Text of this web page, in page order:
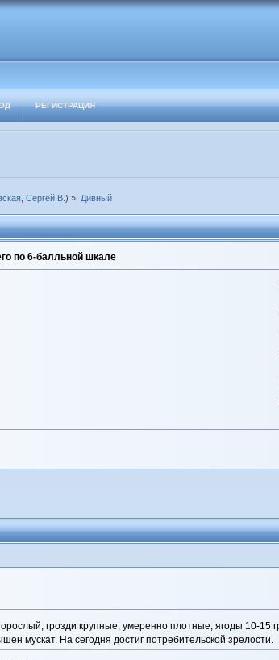
РЕГИСТРАЦИЯ
,Сергей В.) » Дивный
по 6-балльной шкале
грозди крупные, умеренно плотные, ягоды 10-15
мускат. На сегодня достиг потребительской зрелости.